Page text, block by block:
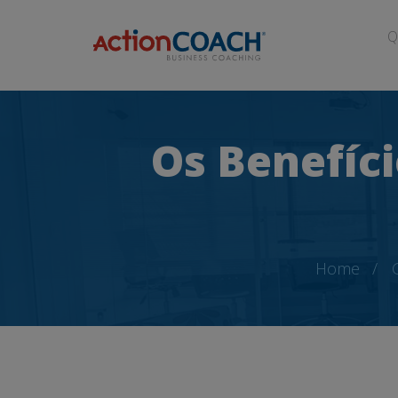
Os
Home